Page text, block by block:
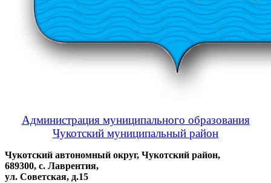
Администрация муниципального образования
Чукотский муниципальный район
Чукотский автономный округ, Чукотский район,
689300, с. Лаврентия,
ул. Советская, д.15